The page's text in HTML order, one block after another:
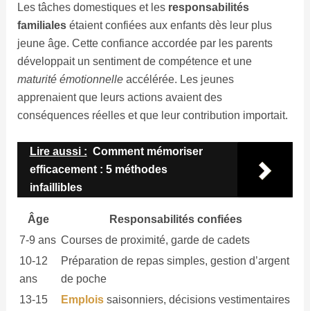
Les tâches domestiques et les responsabilités
familialesétaient confiées aux enfants dès leur plus
jeune âge. Cette confiance accordée par les parents
développait un sentiment de compétence et une
maturité émotionnelleaccélérée. Les jeunes
apprenaient que leurs actions avaient des
conséquences réelles et que leur contribution importait.
Lire aussi : Comment mémoriser
efficacement : 5 méthodes
infaillibles
Âge
Responsabilités confiées
7-9 ans Courses de proximité, garde de cadets
10-12
ans
Préparation de repas simples, gestion d’argent
de poche
13-15
Emploissaisonniers, décisions vestimentaires